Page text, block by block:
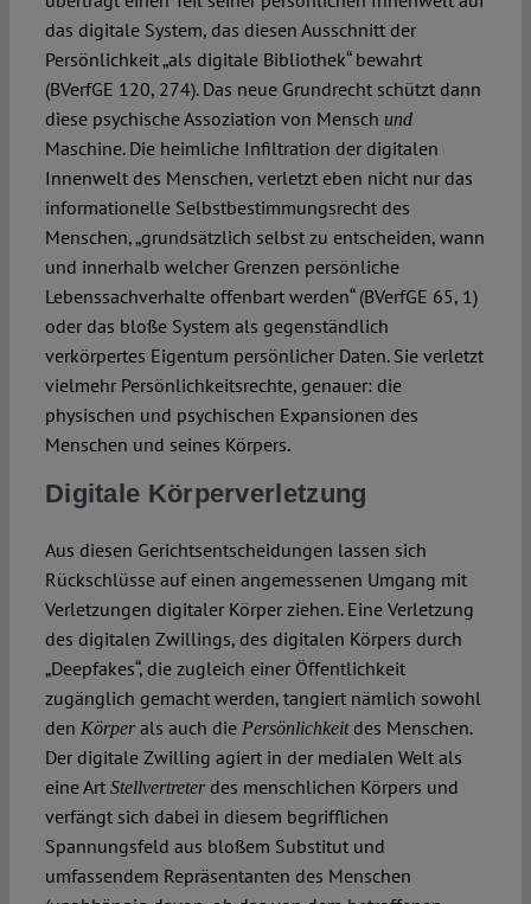
das digitale System, das diesen Ausschnitt der
Persönlichkeit „als digitale Bibliothek“ bewahrt
(BVerfGE 120, 274). Das neue Grundrecht schützt dann
diese psychische Assoziation von Mensch und
Maschine. Die heimliche Infiltration der digitalen
Innenwelt des Menschen, verletzt eben nicht nur das
informationelle Selbstbestimmungsrecht des
Menschen, „grundsätzlich selbst zu entscheiden, wann
und innerhalb welcher Grenzen persönliche
Lebenssachverhalte offenbart werden“ (BVerfGE 65, 1)
oder das bloße System als gegenständlich
verkörpertes Eigentum persönlicher Daten. Sie verletzt
vielmehr Persönlichkeitsrechte, genauer: die
physischen und psychischen Expansionen des
Menschen und seines Körpers.
Digitale Körperverletzung
Aus diesen Gerichtsentscheidungen lassen sich
Rückschlüsse auf einen angemessenen Umgang mit
Verletzungen digitaler Körper ziehen. Eine Verletzung
des digitalen Zwillings, des digitalen Körpers durch
„Deepfakes“, die zugleich einer Öffentlichkeit
zugänglich gemacht werden, tangiert nämlich sowohl
den Körperals auch die Persönlichkeitdes Menschen.
Der digitale Zwilling agiert in der medialen Welt als
eine Art Stellvertreterdes menschlichen Körpers und
verfängt sich dabei in diesem begrifflichen
Spannungsfeld aus bloßem Substitut und
umfassendem Repräsentanten des Menschen